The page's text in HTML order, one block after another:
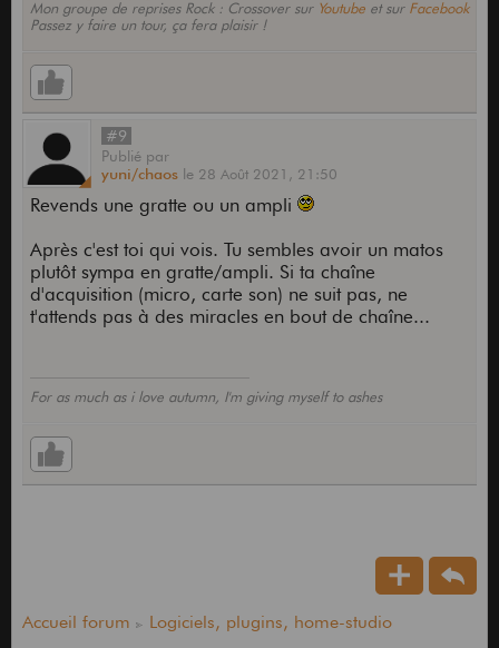
Mon groupe de reprises Rock : Crossover sur Youtubeet sur Facebook
Passez y faire un tour, ça fera plaisir !
#9
Publié par
yuni/chaos le 28 Août 2021, 21:50
Revends une gratte ou un ampli
Après c'est toi qui vois. Tu sembles avoir un matos
plutôt sympa en gratte/ampli. Si ta chaîne
d'acquisition (micro, carte son) ne suit pas, ne
t'attends pas à des miracles en bout de chaîne...
For as much as i love autumn, I'm giving myself to ashes
Accueil forum Logiciels, plugins, home-studio